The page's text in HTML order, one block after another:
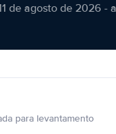
de agosto de 2026 -
para levantamento